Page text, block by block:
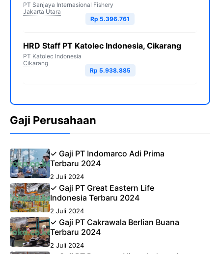
PT Sanjaya Internasional Fishery
Jakarta Utara
Rp 5.396.761
HRD Staff PT Katolec Indonesia, Cikarang
PT Katolec Indonesia
Cikarang
Rp 5.938.885
Gaji Perusahaan
✓ Gaji PT Indomarco Adi Prima
Terbaru 2024
2 Juli 2024
✓ Gaji PT Great Eastern Life
Indonesia Terbaru 2024
2 Juli 2024
✓ Gaji PT Cakrawala Berlian Buana
Terbaru 2024
2 Juli 2024